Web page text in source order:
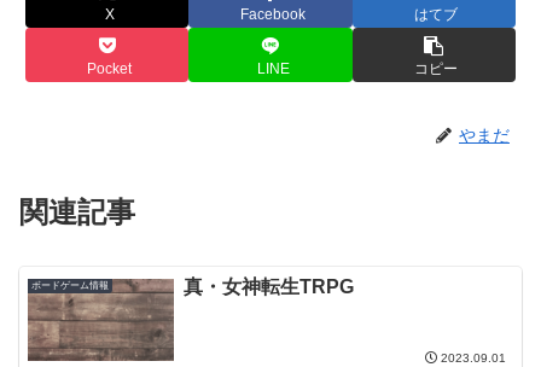
X Facebook はてブ
Pocket LINE コピー
やまだ
関連記事
ボードゲーム情報 真・女神転生TRPG
2023.09.01